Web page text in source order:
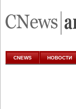
аналитике
CNEWS НОВОСТИ